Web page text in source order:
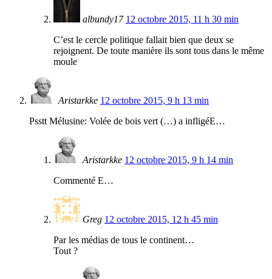
albundy17 12 octobre 2015, 11 h 30 min
C’est le cercle politique fallait bien que deux se
rejoignent. De toute manière ils sont tous dans le même
moule
Aristarkke 12 octobre 2015, 9 h 13 min
Psstt Mélusine: Volée de bois vert (…) a infligéE…
Aristarkke 12 octobre 2015, 9 h 14 min
Commenté E…
Greg 12 octobre 2015, 12 h 45 min
Par les médias de tous le continent…
Tout ?